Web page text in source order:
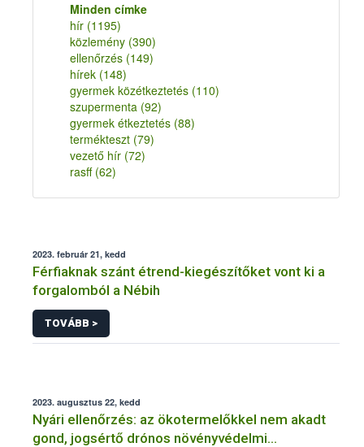
Minden címke
hír (1195)
közlemény (390)
ellenőrzés (149)
hírek (148)
gyermek közétkeztetés (110)
szupermenta (92)
gyermek étkeztetés (88)
termékteszt (79)
vezető hír (72)
rasff (62)
2023. február 21, kedd
Férfiaknak szánt étrend-kiegészítőket vont ki a
forgalomból a Nébih
TOVÁBB >
2023. augusztus 22, kedd
Nyári ellenőrzés: az ökotermelőkkel nem akadt
gond, jogsértő drónos növényvédelmi